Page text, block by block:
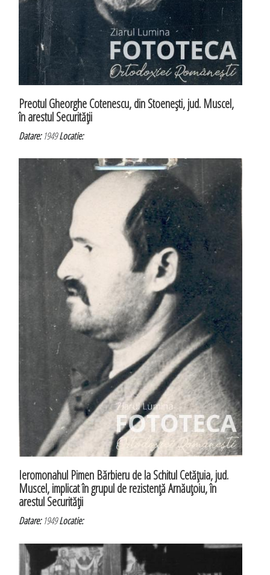
Preotul Gheorghe Cotenescu, din Stoeneşti, jud. Muscel,
în arestul Securităţii
Datare:1949Locatie:
Ieromonahul Pimen Bărbieru de la Schitul Cetăţuia, jud.
Muscel, implicat în grupul de rezistenţă Arnăuţoiu, în
arestul Securităţii
Datare:1949Locatie: